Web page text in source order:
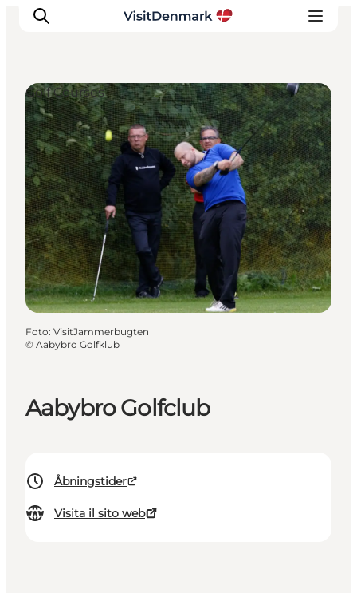
Ispirazioni
Dove andare
Cosa fare
Dove dormire
Pianifica il viaggio
Aabybro Golfclub
Åbningstider
Visita il sito web
Golf Courses
Foto: VisitJammerbugten
© Aabybro Golfklub